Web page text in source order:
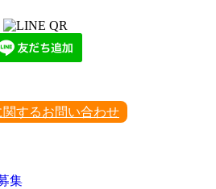
関するお問い合わせ
集